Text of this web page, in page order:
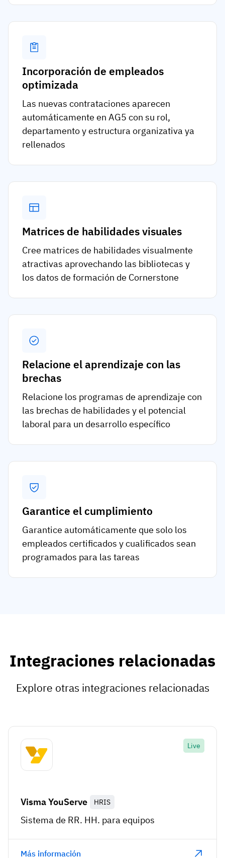
Incorporación de empleados
optimizada
Las nuevas contrataciones aparecen
automáticamente en AG5 con su rol,
departamento y estructura organizativa ya
rellenados
Matrices de habilidades visuales
Cree matrices de habilidades visualmente
atractivas aprovechando las bibliotecas y
los datos de formación de Cornerstone
Relacione el aprendizaje con las
brechas
Relacione los programas de aprendizaje con
las brechas de habilidades y el potencial
laboral para un desarrollo específico
Garantice el cumplimiento
Garantice automáticamente que solo los
empleados certificados y cualificados sean
programados para las tareas
Integraciones relacionadas
Explore otras integraciones relacionadas
Live
Visma YouServe HRIS
Sistema de RR. HH. para equipos
Más información